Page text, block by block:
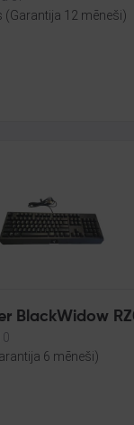
12 mēneši)
6 mēneši)